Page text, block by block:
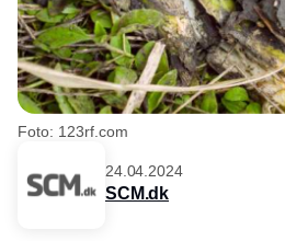
Foto: 123rf.com
24.04.2024
SCM.dk